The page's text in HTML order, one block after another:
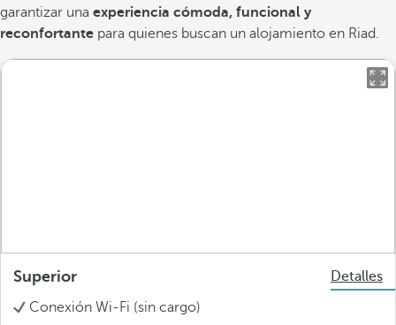
garantizar una experiencia cómoda, funcional y
reconfortante para quienes buscan un alojamiento en Riad.
Superior
Detalles
Conexión Wi-Fi (sin cargo)